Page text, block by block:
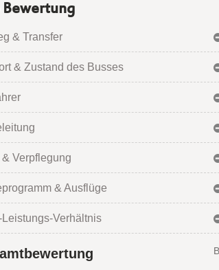
Bewertung
& Transfer
& Zustand des Busses
& Verpflegung
& Ausflüge
Leistungs-Verhältnis